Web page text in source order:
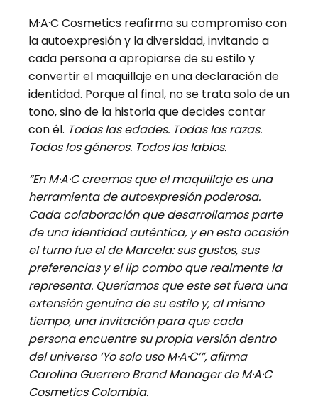
M·A·C Cosmetics reafirma su compromiso con
la autoexpresión y la diversidad, invitando a
cada persona a apropiarse de su estilo y
convertir el maquillaje en una declaración de
identidad. Porque al final, no se trata solo de un
tono, sino de la historia que decides contar
con él. Todas las edades. Todas las razas.
Todos los géneros. Todos los labios.
“En M·A·C creemos que el maquillaje es una
herramienta de autoexpresión poderosa.
Cada colaboración que desarrollamos parte
de una identidad auténtica, y en esta ocasión
el turno fue el de Marcela: sus gustos, sus
preferencias y el lip combo que realmente la
representa. Queríamos que este set fuera una
extensión genuina de su estilo y, al mismo
tiempo, una invitación para que cada
persona encuentre su propia versión dentro
del universo ‘Yo solo uso M·A·C’”, afirma
Carolina Guerrero Brand Manager de M·A·C
Cosmetics Colombia.